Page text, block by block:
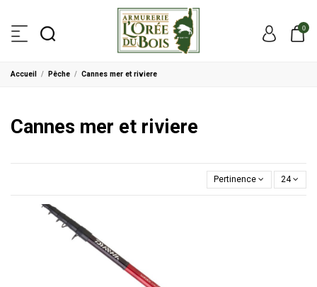
0
Accueil Pêche Cannes mer et riviere
Cannes mer et riviere
Pertinence 24